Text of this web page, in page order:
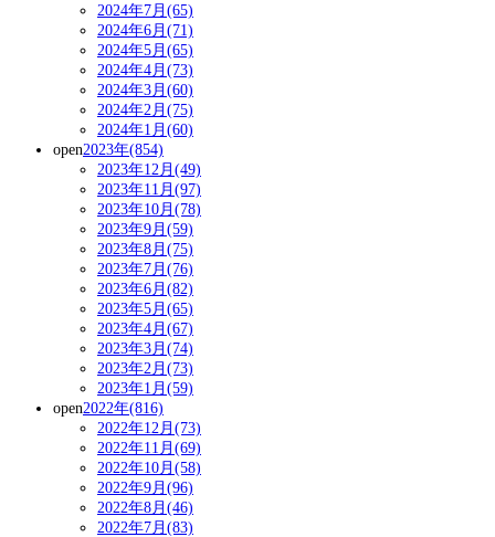
2024年7月(65)
2024年6月(71)
2024年5月(65)
2024年4月(73)
2024年3月(60)
2024年2月(75)
2024年1月(60)
open2023年(854)
2023年12月(49)
2023年11月(97)
2023年10月(78)
2023年9月(59)
2023年8月(75)
2023年7月(76)
2023年6月(82)
2023年5月(65)
2023年4月(67)
2023年3月(74)
2023年2月(73)
2023年1月(59)
open2022年(816)
2022年12月(73)
2022年11月(69)
2022年10月(58)
2022年9月(96)
2022年8月(46)
2022年7月(83)